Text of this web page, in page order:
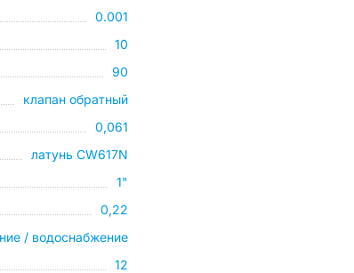
0.001
10
90
клапан обратный
0,061
латунь CW617N
1"
0,22
/ водоснабжение
12